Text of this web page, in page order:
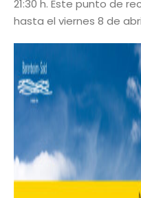
21:30 h. Este punto de
hasta el viernes 8 de